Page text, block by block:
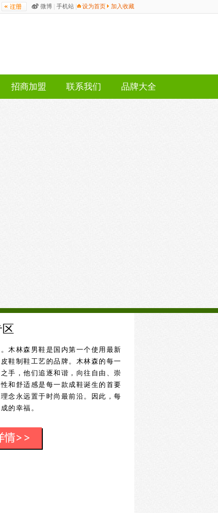
设为首页 加入收藏
手机站
微博
招商加盟 联系我们 品牌大全
木林森男鞋是国内第一个使用最新
鞋制鞋工艺的品牌。木林森的每一
手，他们追逐和谐，向往自由、崇
和舒适感是每一款成鞋诞生的首要
念永远置于时尚最前沿。因此，每
的幸福。
品牌核心文化。体现出木林森休闲